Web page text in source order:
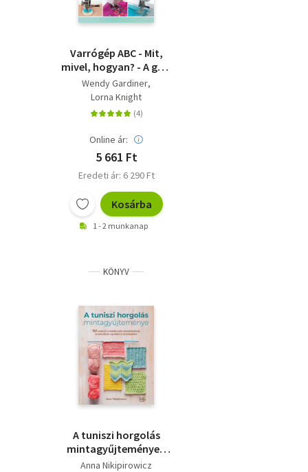
Varrógép ABC - Mit,
mivel, hogyan? - A gépi
varrás alapjai és
fortélyai
Wendy Gardiner
Lorna Knight
Online ár:
5 661 Ft
Eredeti ár: 6 290 Ft
Kosárba
1 - 2 munkanap
KÖNYV
A tuniszi horgolás
mintagyűjteménye -
150 variáció a minták
Anna Nikipirowicz